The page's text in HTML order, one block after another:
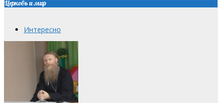
Церковь и мир
Интересно